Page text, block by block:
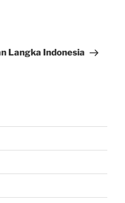
Langka Indonesia